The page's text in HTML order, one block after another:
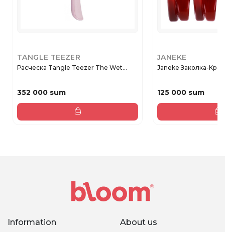
TANGLE TEEZER
Расческа Tangle Teezer The Wet...
352 000 sum
JANEKE
Janeke Заколка-
125 000 sum
Information About us